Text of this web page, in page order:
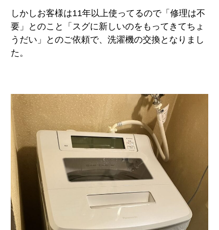
しかしお客様は11年以上使ってるので「修理は不
要」とのこと「スグに新しいのをもってきてちょ
うだい」とのご依頼で、洗濯機の交換となりまし
た。